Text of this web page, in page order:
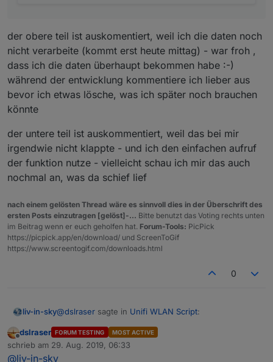
der obere teil ist auskomentiert, weil ich die daten noch
nicht verarbeite (kommt erst heute mittag) - war froh ,
dass ich die daten überhaupt bekommen habe :-)
während der entwicklung kommentiere ich lieber aus
bevor ich etwas lösche, was ich später noch brauchen
könnte
der untere teil ist auskommentiert, weil das bei mir
irgendwie nicht klappte - und ich den einfachen aufruf
der funktion nutze - vielleicht schau ich mir das auch
nochmal an, was da schief lief
nach einem gelösten Thread wäre es sinnvoll dies in der Überschrift des
ersten Posts einzutragen [gelöst]-... Bitte benutzt das Voting rechts unten
im Beitrag wenn er euch geholfen hat. Forum-Tools: PicPick
https://picpick.app/en/download/ und ScreenToGif
https://www.screentogif.com/downloads.html
0
liv-in-sky@dslraser sagte in Unifi WLAN Script:
@liv-in-sky
Offline
dslraser FORUM TESTING MOST ACTIVE
schrieb am 29. Aug. 2019, 06:33
zuletzt editiert von
@liv-in-sky